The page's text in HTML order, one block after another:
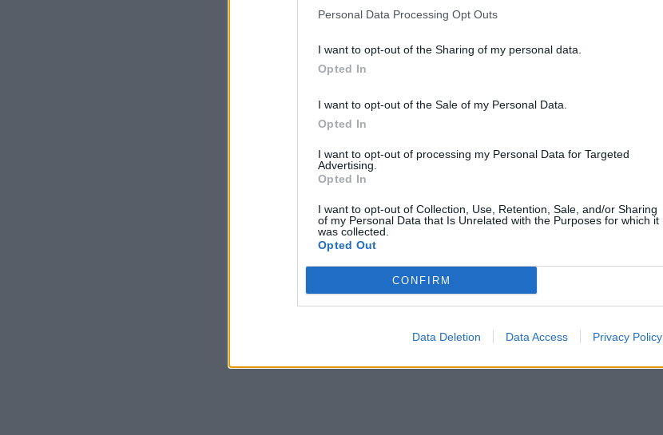
Personal Data Processing Opt Outs
I want to opt-out of the Sharing of my personal data.
Opted In
I want to opt-out of the Sale of my Personal Data.
Opted In
I want to opt-out of processing my Personal Data for Targeted
Advertising.
Opted In
I want to opt-out of Collection, Use, Retention, Sale, and/or Sharing
of my Personal Data that Is Unrelated with the Purposes for which it
was collected.
Opted Out
CONFIRM
Data Deletion Data Access Privacy Policy